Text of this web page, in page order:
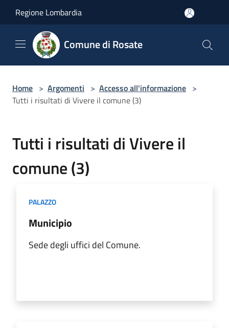
Regione Lombardia
Comune di Rosate
Home > Argomenti > Accesso all'informazione >
Tutti i risultati di Vivere il comune (3)
Tutti i risultati di Vivere il
comune (3)
PALAZZO
Municipio
Sede degli uffici del Comune.